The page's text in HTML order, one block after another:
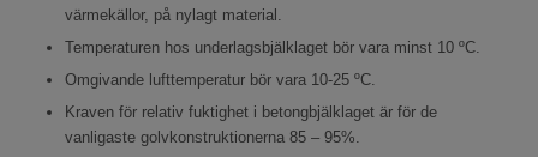
värmekällor, på nylagt material.
Temperaturen hos underlagsbjälklaget bör vara minst 10 ºC.
Omgivande lufttemperatur bör vara 10-25 ºC.
Kraven för relativ fuktighet i betongbjälklaget är för de
vanligaste golvkonstruktionerna 85 – 95%.